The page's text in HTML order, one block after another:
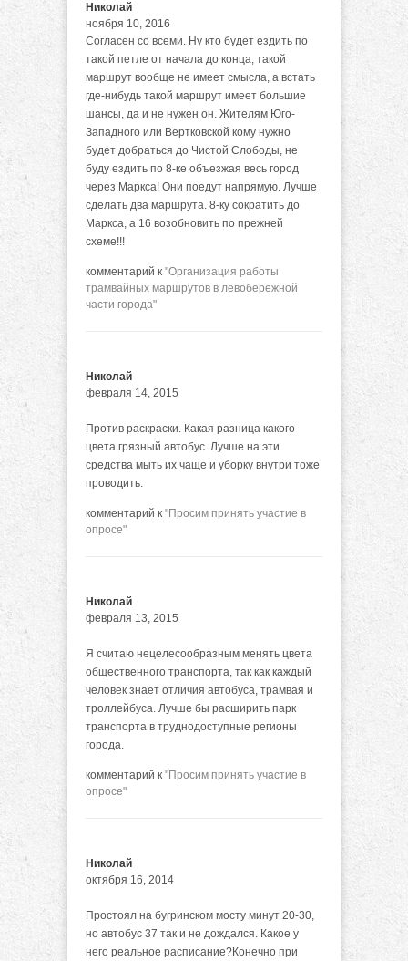
Николай
ноября 10, 2016
Согласен со всеми. Ну кто будет ездить по
такой петле от начала до конца, такой
маршрут вообще не имеет смысла, а встать
где-нибудь такой маршрут имеет большие
шансы, да и не нужен он. Жителям Юго-
Западного или Вертковской кому нужно
будет добраться до Чистой Слободы, не
буду ездить по 8-ке объезжая весь город
через Маркса! Они поедут напрямую. Лучше
сделать два маршрута. 8-ку сократить до
Маркса, а 16 возобновить по прежней
схеме!!!
комментарий к "Организация работы
трамвайных маршрутов в левобережной
части города"
Николай
февраля 14, 2015
Против раскраски. Какая разница какого
цвета грязный автобус. Лучше на эти
средства мыть их чаще и уборку внутри тоже
проводить.
комментарий к "Просим принять участие в
опросе"
Николай
февраля 13, 2015
Я считаю нецелесообразным менять цвета
общественного транспорта, так как каждый
человек знает отличия автобуса, трамвая и
троллейбуса. Лучше бы расширить парк
транспорта в труднодоступные регионы
города.
комментарий к "Просим принять участие в
опросе"
Николай
октября 16, 2014
Простоял на бугринском мосту минут 20-30,
но автобус 37 так и не дождался. Какое у
него реальное расписание?Конечно при